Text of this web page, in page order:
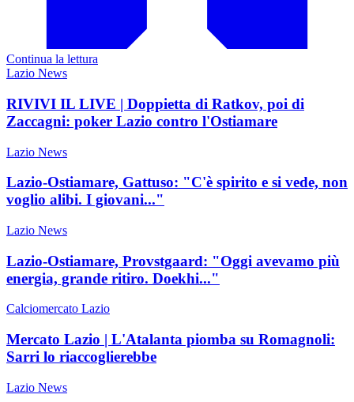
Continua la lettura
Lazio News
RIVIVI IL LIVE | Doppietta di Ratkov, poi di
Zaccagni: poker Lazio contro l'Ostiamare
Lazio News
Lazio-Ostiamare, Gattuso: "C'è spirito e si vede, non
voglio alibi. I giovani..."
Lazio News
Lazio-Ostiamare, Provstgaard: "Oggi avevamo più
energia, grande ritiro. Doekhi..."
Calciomercato Lazio
Mercato Lazio | L'Atalanta piomba su Romagnoli:
Sarri lo riaccoglierebbe
Lazio News